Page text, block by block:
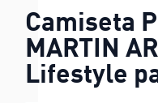
Camiseta
MARTIN
Lifestyle